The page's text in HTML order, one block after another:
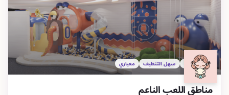
آمن للأطفال سهل التنظيف معياري
مناطق اللعب الناعم